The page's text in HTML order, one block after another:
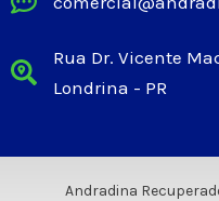
Rua Dr. Vicente
Londrina - PR
Andradina